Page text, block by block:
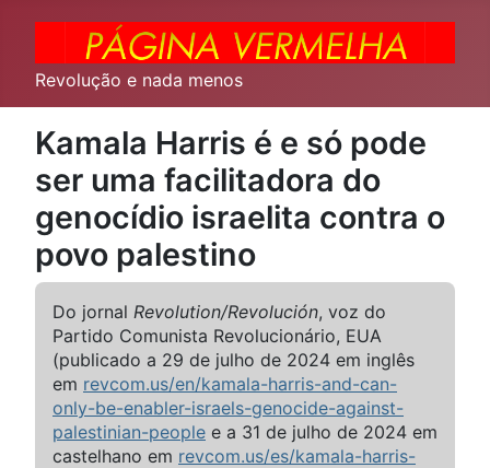
Revolução e nada menos
Kamala Harris é e só pode
ser uma facilitadora do
genocídio israelita contra o
povo palestino
Do jornal Revolution/Revolución, voz do
Partido Comunista Revolucionário, EUA
(publicado a 29 de julho de 2024 em inglês
em revcom.us/en/kamala-harris-and-can-
only-be-enabler-israels-genocide-against-
palestinian-people e a 31 de julho de 2024 em
castelhano em revcom.us/es/kamala-harris-